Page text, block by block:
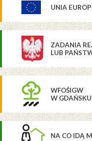
UNIA
ZADANIA
LUB
WFOŚIGW
W GDAŃSKU
NA CO IDĄ